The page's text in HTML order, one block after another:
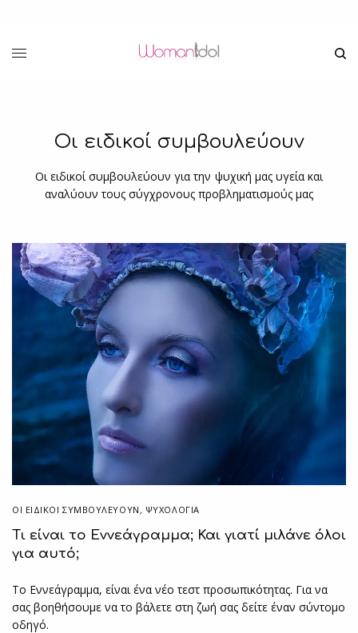
Οι ειδικοί συμβουλεύουν
Οι ειδικοί συμβουλεύουν για την ψυχική μας υγεία και
αναλύουν τους σύγχρονους προβληματισμούς μας
ΟΙ ΕΙΔΙΚΟΊ ΣΥΜΒΟΥΛΕΎΟΥΝ , ΨΥΧΟΛΟΓΙΑ
Τι είναι το Εννεάγραμμα; Και γιατί μιλάνε όλοι
για αυτό;
Το Εννεάγραμμα, είναι ένα νέο τεστ προσωπικότητας. Για να
σας βοηθήσουμε να το βάλετε στη ζωή σας δείτε έναν σύντομο
οδηγό.